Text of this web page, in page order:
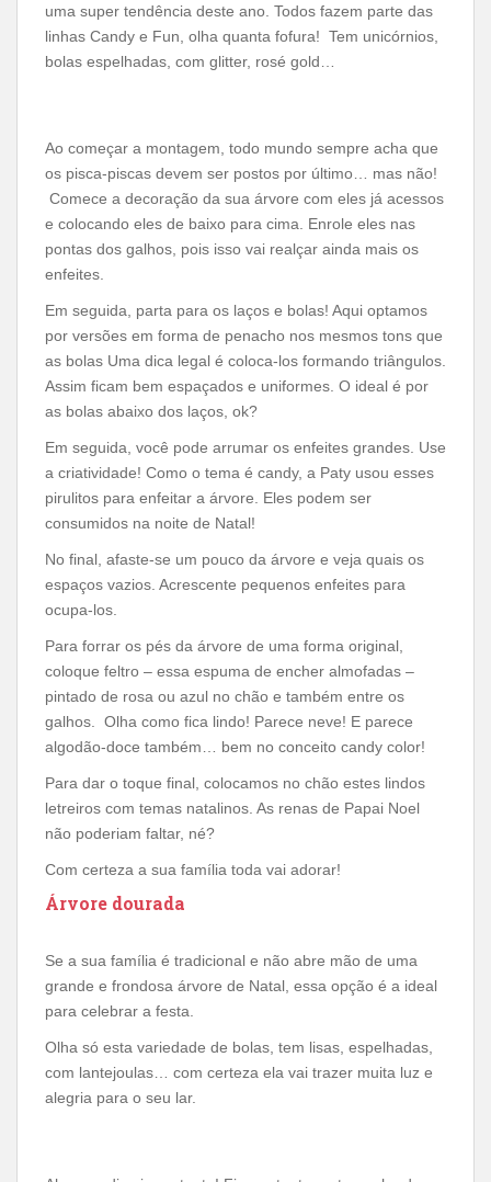
uma super tendência deste ano. Todos fazem parte das
linhas Candy e Fun, olha quanta fofura! Tem unicórnios,
bolas espelhadas, com glitter, rosé gold…
Ao começar a montagem, todo mundo sempre acha que
os pisca-piscas devem ser postos por último… mas não!
Comece a decoração da sua árvore com eles já acessos
e colocando eles de baixo para cima. Enrole eles nas
pontas dos galhos, pois isso vai realçar ainda mais os
enfeites.
Em seguida, parta para os laços e bolas! Aqui optamos
por versões em forma de penacho nos mesmos tons que
as bolas Uma dica legal é coloca-los formando triângulos.
Assim ficam bem espaçados e uniformes. O ideal é por
as bolas abaixo dos laços, ok?
Em seguida, você pode arrumar os enfeites grandes. Use
a criatividade! Como o tema é candy, a Paty usou esses
pirulitos para enfeitar a árvore. Eles podem ser
consumidos na noite de Natal!
No final, afaste-se um pouco da árvore e veja quais os
espaços vazios. Acrescente pequenos enfeites para
ocupa-los.
Para forrar os pés da árvore de uma forma original,
coloque feltro – essa espuma de encher almofadas –
pintado de rosa ou azul no chão e também entre os
galhos. Olha como fica lindo! Parece neve! E parece
algodão-doce também… bem no conceito candy color!
Para dar o toque final, colocamos no chão estes lindos
letreiros com temas natalinos. As renas de Papai Noel
não poderiam faltar, né?
Com certeza a sua família toda vai adorar!
Árvore dourada
Se a sua família é tradicional e não abre mão de uma
grande e frondosa árvore de Natal, essa opção é a ideal
para celebrar a festa.
Olha só esta variedade de bolas, tem lisas, espelhadas,
com lantejoulas… com certeza ela vai trazer muita luz e
alegria para o seu lar.